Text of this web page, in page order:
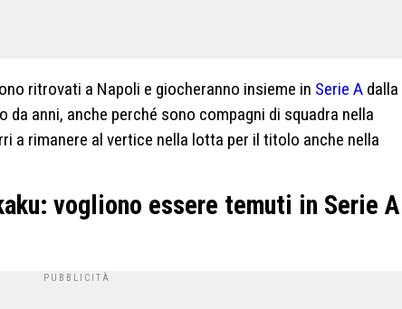
ritrovati a Napoli e giocheranno insieme in Serie A dalla
anni, anche perché sono compagni di squadra nella
a rimanere al vertice nella lotta per il titolo anche nella
vogliono essere temuti in Serie A